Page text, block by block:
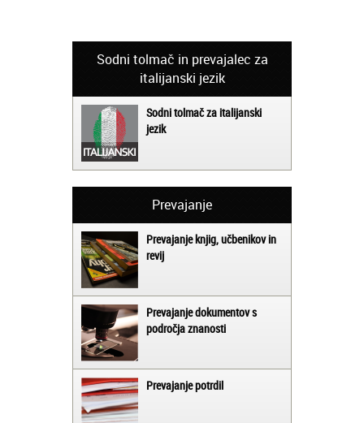
Sodni tolmač in prevajalec za
italijanski jezik
Sodni tolmač za italijanski
jezik
Prevajanje
Prevajanje knjig, učbenikov in
revij
Prevajanje dokumentov s
področja znanosti
Prevajanje potrdil